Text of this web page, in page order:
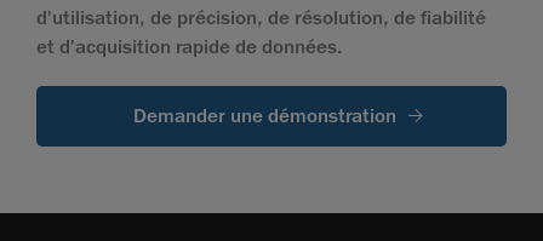
d'utilisation, de précision, de résolution, de fiabilité
et d'acquisition rapide de données.
Demander une démonstration